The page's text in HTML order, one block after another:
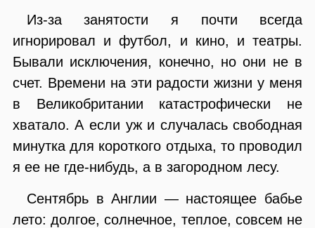
Из-за занятости я почти всегда
игнорировал и футбол, и кино, и театры.
Бывали исключения, конечно, но они не в
счет. Времени на эти радости жизни у меня
в Великобритании катастрофически не
хватало. А если уж и случалась свободная
минутка для короткого отдыха, то проводил
я ее не где-нибудь, а в загородном лесу.
Сентябрь в Англии — настоящее бабье
лето: долгое, солнечное, теплое, совсем не